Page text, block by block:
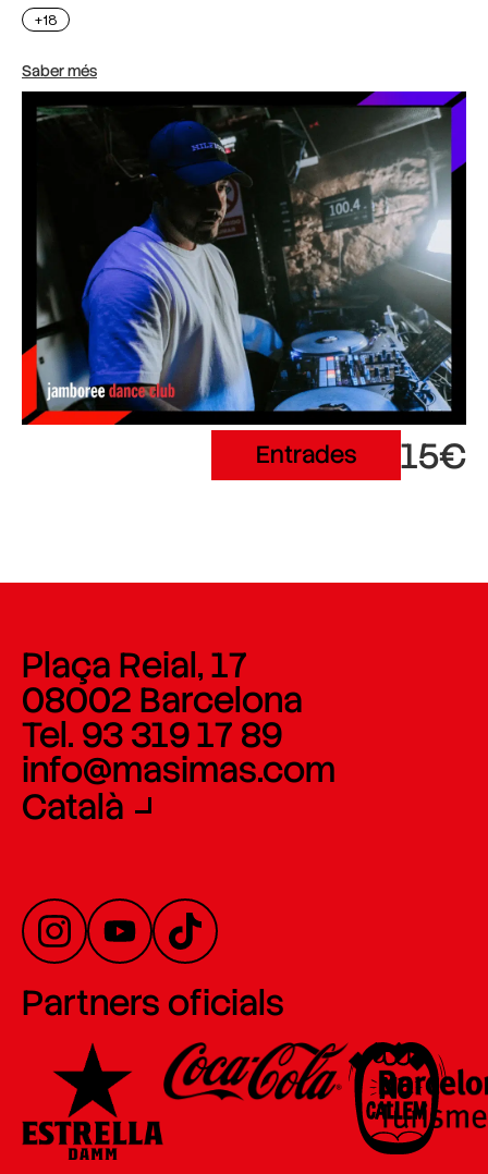
+18
Saber més
Entrades 15€
Plaça Reial, 17
08002 Barcelona
Tel. 93 319 17 89
info@masimas.com
Català
Partners oficials